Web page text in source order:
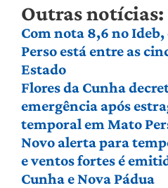
Outras notícias:
Com nota 8,6 no Ideb,
Perso está entre as
Estado
Flores da Cunha
emergência após
temporal em Mato
Novo alerta para
e ventos fortes é
Cunha e Nova Pádua